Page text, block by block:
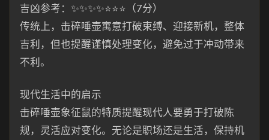
吉凶参考：✨✨✨✨⭐⭐⭐（7分）
传统上，击碎唾壶寓意打破束缚、迎接新机，整体
吉利，但也提醒谨慎处理变化，避免过于冲动带来
不利。
现代生活中的启示
击碎唾壶象征鼠的特质提醒现代人要勇于打破陈
规，灵活应对变化。无论是职场还是生活，保持机